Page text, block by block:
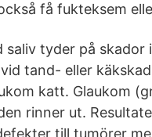
få fukteksem
saliv tyder på skador
tand- eller
katt. Glaukom
rinner ut.
till tumörer